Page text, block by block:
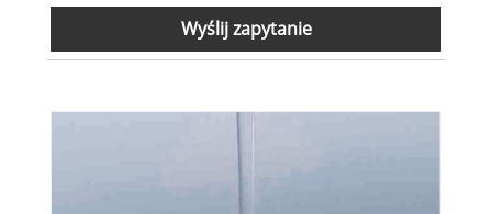
Wyślij zapytanie